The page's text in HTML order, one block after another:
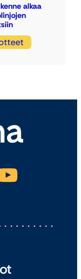
alkaa
YouTube